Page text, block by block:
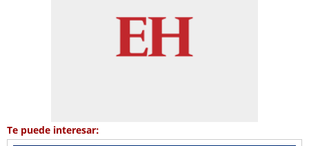
Te puede interesar: